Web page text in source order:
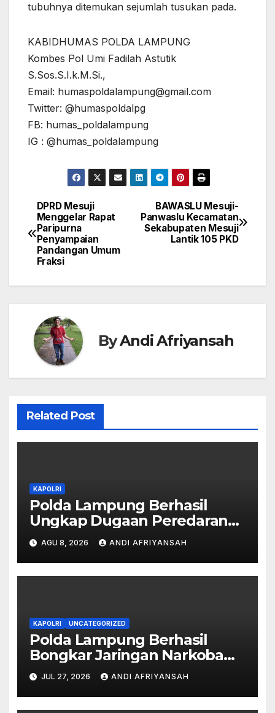
tubuhnya ditemukan sejumlah tusukan pada.
KABIDHUMAS POLDA LAMPUNG
Kombes Pol Umi Fadilah Astutik
S.Sos.S.I.k.M.Si.,
Email: humaspoldalampung@gmail.com
Twitter: @humaspoldalpg
FB: humas_poldalampung
IG : @humas_poldalampung
Navigasi
pos
BAWASLU Mesuji-
Panwaslu Kecamatan
Sekabupaten Mesuji
Lantik 105 PKD
DPRD Mesuji
Menggelar Rapat
Paripurna
Penyampaian
Pandangan Umum
Fraksi
ByAndi Afriyansah
Related Post
KAPOLRI
Polda Lampung Berhasil
Ungkap Dugaan Peredaran
Narkoba di Lampung Tengah,
Empat Terduga Pelaku
Diamankan
AGU 8, 2026 ANDI AFRIYANSAH
KAPOLRI UNCATEGORIZED
Polda Lampung Berhasil
Bongkar Jaringan Narkoba
Medan–Bali, 6 Kilogram Ganja
Digagalkan
JUL 27, 2026 ANDI AFRIYANSAH